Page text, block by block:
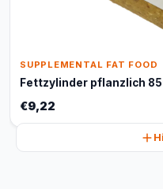
SUPPLEMENTAL FAT FOOD
Fettzylinder pflanzlich
€9,22